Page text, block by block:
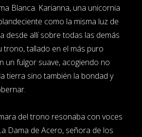
Blanca. Karianna, una unicornia
como la misma luz de
desde allí sobre todas las demás
trono, tallado en el más puro
un fulgor suave, acogiendo no
tierra sino también la bondad y
del trono resonaba con voces
Dama de Acero, señora de los